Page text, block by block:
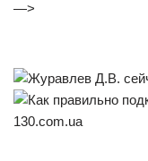
—>